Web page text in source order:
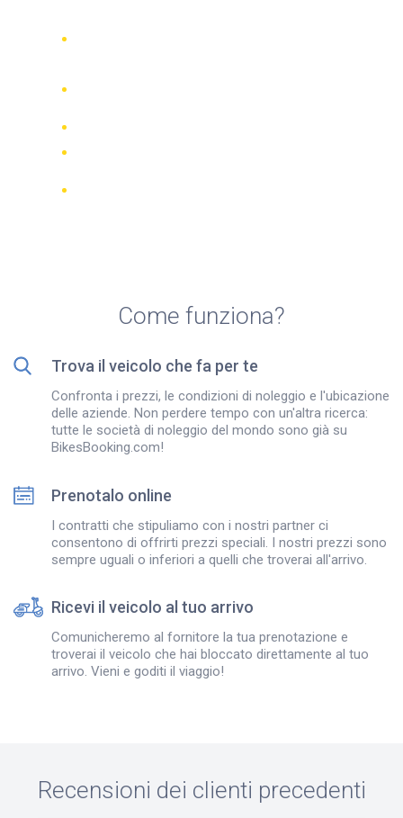
Come funziona?
Trova il veicolo che fa per te
Confronta i prezzi, le condizioni di noleggio e l'ubicazione
delle aziende. Non perdere tempo con un'altra ricerca:
tutte le società di noleggio del mondo sono già su
BikesBooking.com!
Prenotalo online
I contratti che stipuliamo con i nostri partner ci
consentono di offrirti prezzi speciali. I nostri prezzi sono
sempre uguali o inferiori a quelli che troverai all'arrivo.
Ricevi il veicolo al tuo arrivo
Comunicheremo al fornitore la tua prenotazione e
troverai il veicolo che hai bloccato direttamente al tuo
arrivo. Vieni e goditi il viaggio!
Recensioni dei clienti precedenti